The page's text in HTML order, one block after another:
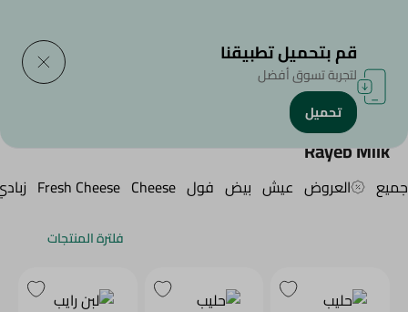
الرئيسية /
/
/
Rayeb Milk
جميع العروض عيش بيض فول Cheese
Fresh Cheese
فلترة المنتجات
قم بتحميل تطبيقنا
لتجربة تسوق أفضل
تحميل